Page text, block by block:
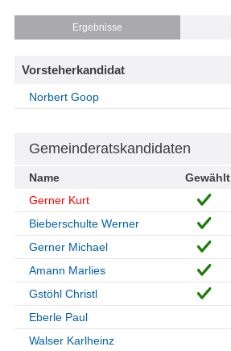
Ergebnisse
Vorsteherkandidat
Norbert Goop
Gemeinderatskandidaten
Name Gewählt
Gerner Kurt
Bieberschulte Werner
Gerner Michael
Amann Marlies
Gstöhl Christl
Eberle Paul
Walser Karlheinz